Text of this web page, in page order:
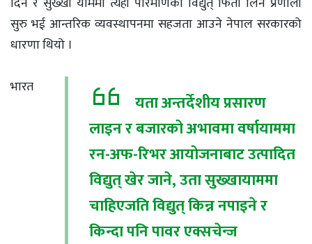
सुरु भई आन्तरिक व्यवस्थापनमा सहजता आउने नेपाल सरकारको
धारणा थियो ।
यता अन्तर्देशीय प्रसारण
लाइन र बजारको अभावमा वर्षायाममा
रन-अफ-रिभर आयोजनाबाट उत्पादित
विद्युत् खेर जाने, उता सुख्खायाममा
चाहिएजति विद्युत् किन्न नपाइने र
किन्दा पनि पावर एक्सचेन्ज
भारत